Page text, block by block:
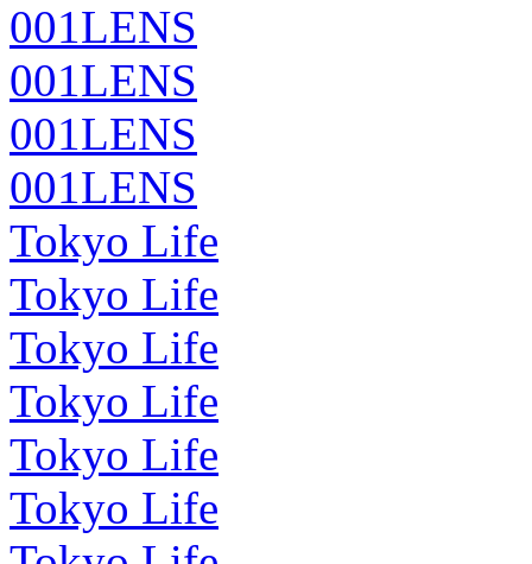
001LENS
001LENS
001LENS
001LENS
Tokyo Life
Tokyo Life
Tokyo Life
Tokyo Life
Tokyo Life
Tokyo Life